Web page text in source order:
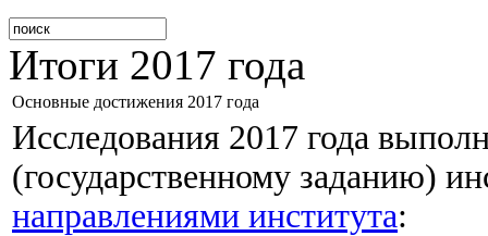
Итоги 2017 года
Основные достижения 2017 года
Исследования 2017 года
(государственному заданию)
направлениями института: